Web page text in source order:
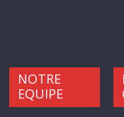
NOTRE
EQUIPE